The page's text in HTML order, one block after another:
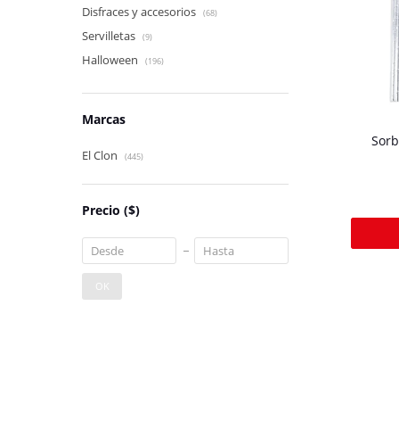
Disfraces y accesorios (68)
Servilletas (9)
Halloween (196)
Marcas
El Clon (445)
Precio ($)
OK